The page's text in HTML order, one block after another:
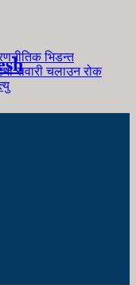
भिडन्त
सवारी चलाउन रोक